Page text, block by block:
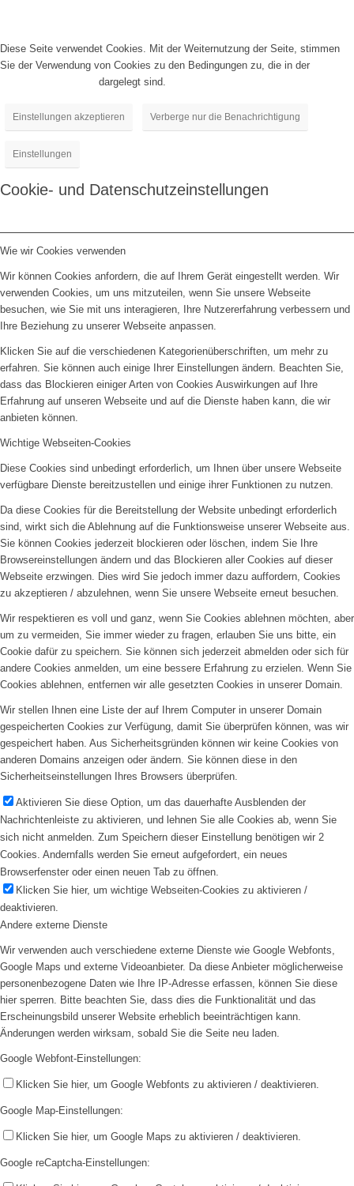
Diese Seite verwendet Cookies. Mit der Weiternutzung der Seite, stimmen
Sie der Verwendung von Cookies zu den Bedingungen zu, die in der
dargelegt sind.
Einstellungen akzeptieren Verberge nur die Benachrichtigung
Einstellungen
Cookie- und Datenschutzeinstellungen
Wie wir Cookies verwenden
Wir können Cookies anfordern, die auf Ihrem Gerät eingestellt werden. Wir
verwenden Cookies, um uns mitzuteilen, wenn Sie unsere Webseite
besuchen, wie Sie mit uns interagieren, Ihre Nutzererfahrung verbessern und
Ihre Beziehung zu unserer Webseite anpassen.
Klicken Sie auf die verschiedenen Kategorienüberschriften, um mehr zu
erfahren. Sie können auch einige Ihrer Einstellungen ändern. Beachten Sie,
dass das Blockieren einiger Arten von Cookies Auswirkungen auf Ihre
Erfahrung auf unseren Webseite und auf die Dienste haben kann, die wir
anbieten können.
Wichtige Webseiten-Cookies
Diese Cookies sind unbedingt erforderlich, um Ihnen über unsere Webseite
verfügbare Dienste bereitzustellen und einige ihrer Funktionen zu nutzen.
Da diese Cookies für die Bereitstellung der Website unbedingt erforderlich
sind, wirkt sich die Ablehnung auf die Funktionsweise unserer Webseite aus.
Sie können Cookies jederzeit blockieren oder löschen, indem Sie Ihre
Browsereinstellungen ändern und das Blockieren aller Cookies auf dieser
Webseite erzwingen. Dies wird Sie jedoch immer dazu auffordern, Cookies
zu akzeptieren / abzulehnen, wenn Sie unsere Webseite erneut besuchen.
Wir respektieren es voll und ganz, wenn Sie Cookies ablehnen möchten, aber
um zu vermeiden, Sie immer wieder zu fragen, erlauben Sie uns bitte, ein
Cookie dafür zu speichern. Sie können sich jederzeit abmelden oder sich für
andere Cookies anmelden, um eine bessere Erfahrung zu erzielen. Wenn Sie
Cookies ablehnen, entfernen wir alle gesetzten Cookies in unserer Domain.
Wir stellen Ihnen eine Liste der auf Ihrem Computer in unserer Domain
gespeicherten Cookies zur Verfügung, damit Sie überprüfen können, was wir
gespeichert haben. Aus Sicherheitsgründen können wir keine Cookies von
anderen Domains anzeigen oder ändern. Sie können diese in den
Sicherheitseinstellungen Ihres Browsers überprüfen.
Aktivieren Sie diese Option, um das dauerhafte Ausblenden der
Nachrichtenleiste zu aktivieren, und lehnen Sie alle Cookies ab, wenn Sie
sich nicht anmelden. Zum Speichern dieser Einstellung benötigen wir 2
Cookies. Andernfalls werden Sie erneut aufgefordert, ein neues
Browserfenster oder einen neuen Tab zu öffnen.
Klicken Sie hier, um wichtige Webseiten-Cookies zu aktivieren /
deaktivieren.
Andere externe Dienste
Wir verwenden auch verschiedene externe Dienste wie Google Webfonts,
Google Maps und externe Videoanbieter. Da diese Anbieter möglicherweise
personenbezogene Daten wie Ihre IP-Adresse erfassen, können Sie diese
hier sperren. Bitte beachten Sie, dass dies die Funktionalität und das
Erscheinungsbild unserer Website erheblich beeinträchtigen kann.
Änderungen werden wirksam, sobald Sie die Seite neu laden.
Google Webfont-Einstellungen:
Klicken Sie hier, um Google Webfonts zu aktivieren / deaktivieren.
Google Map-Einstellungen:
Klicken Sie hier, um Google Maps zu aktivieren / deaktivieren.
Google reCaptcha-Einstellungen: